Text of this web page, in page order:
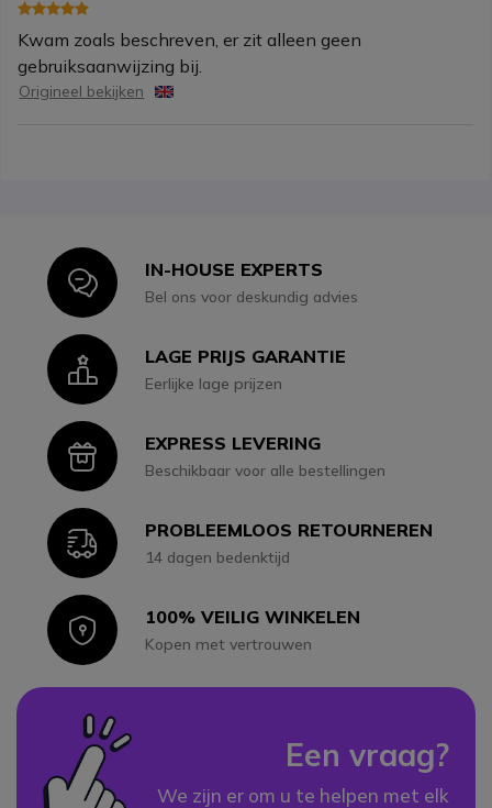
Kwam zoals beschreven, er zit alleen geen
gebruiksaanwijzing bij.
Origineel bekijken
IconIN-HOUSE EXPERTS
Bel ons voor deskundig advies
IconLAGE PRIJS GARANTIE
Eerlijke lage prijzen
IconEXPRESS LEVERING
Beschikbaar voor alle bestellingen
IconPROBLEEMLOOS RETOURNEREN
14 dagen bedenktijd
Icon100% VEILIG WINKELEN
Kopen met vertrouwen
Een vraag?
We zijn er om u te helpen met elk